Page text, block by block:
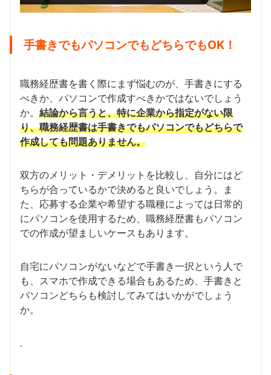
手書きでもパソコンでもどちらでもOK！
職務経歴書を書く際にまず悩むのが、手書きにする
べきか、パソコンで作成すべきかではないでしょう
か。 結論から言うと、特に企業から指定がない限
り、職務経歴書は手書きでもパソコンでもどちらで
作成しても問題ありません。
双方のメリット・デメリットを比較し、自分にはど
ちらが合っているかで決めると良いでしょう。ま
た、応募する企業や希望する職種によっては日常的
にパソコンを使用するため、職務経歴書もパソコン
での作成が望ましいケースもあります。
自宅にパソコンがないなどで手書き一択という人で
も、スマホで作成できる場合もあるため、手書きと
パソコンどちらも検討してみてはいかがでしょう
か。
.